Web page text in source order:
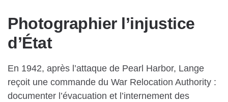
Photographier l’injustice
d’État
En 1942, après l’attaque de Pearl Harbor, Lange
reçoit une commande du War Relocation Authority :
documenter l’évacuation et l’internement des